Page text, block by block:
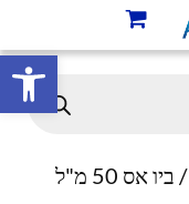
פתח
/ ביו אס 50 מ"ל